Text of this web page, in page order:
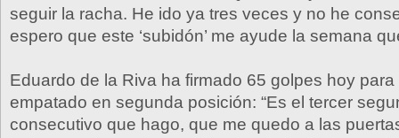
seguir la racha. He ido ya tres veces y no he
espero que este ‘subidón’ me ayude la semana
Eduardo de la Riva ha firmado 65 golpes hoy para
empatado en segunda posición: “Es el tercer
consecutivo que hago, que me quedo a las